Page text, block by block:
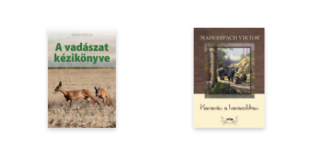
Minikönyv
Művészet
Szakkönyv